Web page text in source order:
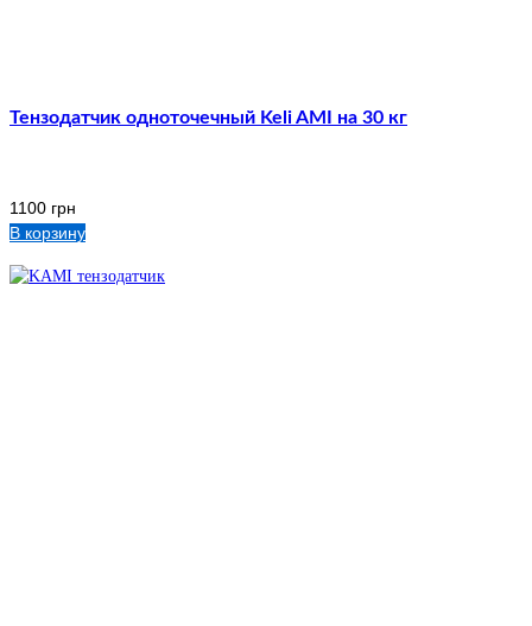
Тензодатчик одноточечный Keli AMI на 30 кг
1100 грн
В корзину